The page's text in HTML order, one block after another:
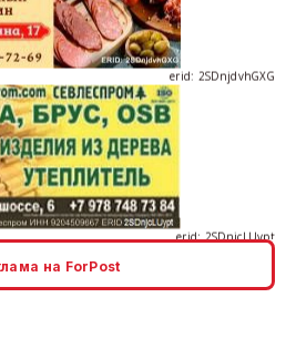
erid: 2SDnjdvhGXG
на ForPost